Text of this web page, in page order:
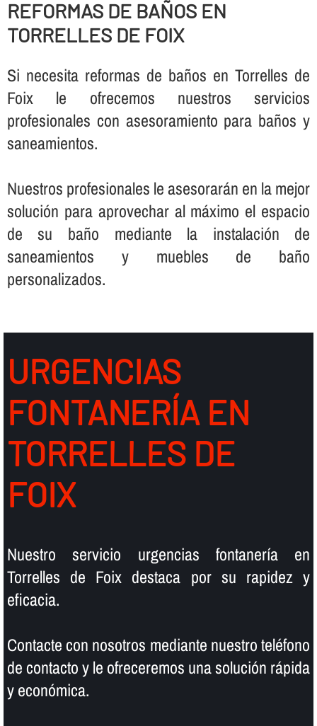
REFORMAS DE BAÑOS EN
TORRELLES DE FOIX
Si necesita reformas de baños en Torrelles de
Foix le ofrecemos nuestros servicios
profesionales con asesoramiento para baños y
saneamientos.
Nuestros profesionales le asesorarán en la mejor
solución para aprovechar al máximo el espacio
de su baño mediante la instalación de
saneamientos y muebles de baño
personalizados.
URGENCIAS
FONTANERÍ­A EN
TORRELLES DE
FOIX
Nuestro servicio urgencias fontanerí­a en
Torrelles de Foix destaca por su rapidez y
eficacia.
Contacte con nosotros mediante nuestro teléfono
de contacto y le ofreceremos una solución rápida
y económica.